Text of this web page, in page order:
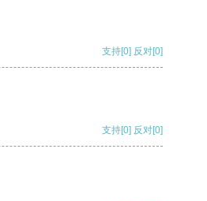
支持[0] 反对[0]
支持[0] 反对[0]